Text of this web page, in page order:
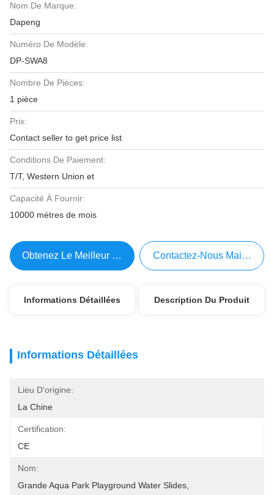
Nom De Marque:
Dapeng
Numéro De Modèle:
DP-SWA8
Nombre De Pièces:
1 pièce
Prix:
Contact seller to get price list
Conditions De Paiement:
T/T, Western Union et
Capacité À Fournir:
10000 mètres de mois
Obtenez Le Meilleur Prix Contactez-Nous Maintenant
Informations Détaillées Description Du Produit
Informations Détaillées
Lieu D'origine:
La Chine
Certification:
CE
Nom:
Grande Aqua Park Playground Water Slides,